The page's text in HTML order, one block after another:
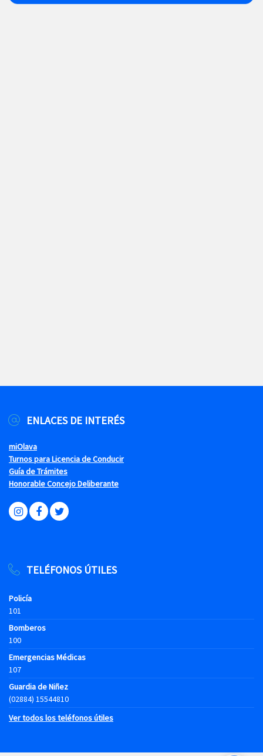
ENLACES DE INTERÉS
miOlava
Turnos para Licencia de Conducir
Guía de Trámites
Honorable Concejo Deliberante
TELÉFONOS ÚTILES
Policía
101
Bomberos
100
Emergencias Médicas
107
Guardia de Niñez
(02884) 15544810
Ver todos los teléfonos útiles